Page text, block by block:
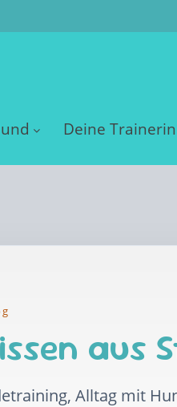
Deine Trainerin
aus
Alltag mit